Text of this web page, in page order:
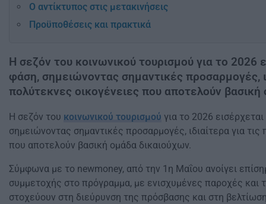
Ο αντίκτυπος στις μετακινήσεις
Προϋποθέσεις και πρακτικά
Η σεζόν του κοινωνικού τουρισμού για το 2026
φάση, σημειώνοντας σημαντικές προσαρμογές,
πολύτεκνες οικογένειες που αποτελούν βασική
Η σεζόν του κοινωνικού τουρισμού για το 2026
σημειώνοντας σημαντικές προσαρμογές, ιδιαίτερα για
που αποτελούν βασική ομάδα δικαιούχων.
Σύμφωνα με το newmoney, από την 1η Μαΐου ανοίγει
συμμετοχής στο πρόγραμμα, με ενισχυμένες παροχές και
στοχεύουν στη διεύρυνση της πρόσβασης και στη